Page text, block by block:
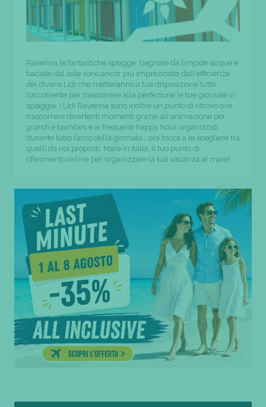
Ravenna le fantastiche spiagge, bagnate da limpide acque e
baciate dal sole sono ancor più impreziosite dall'efficienza
dei diversi Lidi che metteranno a tua disposizione tutto
l’occorrente per trascorrere alla perfezione le tue giornate in
spiaggia. I Lidi Ravenna sono inoltre un punto di ritrovo ove
trascorrere divertenti momenti grazie all'animazione per
grandi e bambini e ai frequenti happy hour organizzati
durante tutto l’arco della giornata… ora tocca a te scegliere tra
quelli da noi proposti. Mare in italia, il tuo punto di
riferimento online per organizzare la tua vacanza al mare!